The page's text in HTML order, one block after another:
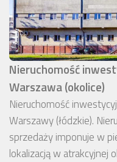
Nieruchomość
Warszawa (okolice)
Nieruchomość
Warszawy (łódzkie).
sprzedaży imponuje w
lokalizacją w atrakcyjnej